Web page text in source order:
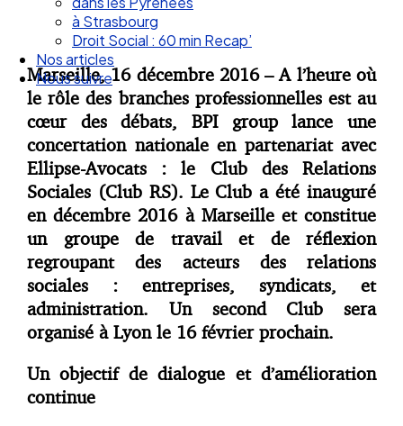
à Strasbourg
Droit Social : 60 min Recap’
Nos articles
Nous suivre
Marseille, 16 décembre 2016–A l’heure où
le rôle des branches professionnelles est au
cœur des débats, BPI group lance une
concertation nationale en partenariat avec
Ellipse-Avocats : le Club des Relations
Sociales (Club RS). Le Club a été inauguré
en décembre 2016 à Marseille et constitue
un groupe de travail et de réflexion
regroupant des acteurs des relations
sociales : entreprises, syndicats, et
administration. Un second Club sera
organisé à Lyon le 16 février prochain.
Un objectif de dialogue et d’amélioration
continue